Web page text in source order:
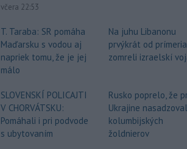
včera 22:53
T. Taraba: SR pomáha
Maďarsku s vodou aj
napriek tomu, že je jej
málo
SLOVENSKÍ POLICAJTI
V CHORVÁTSKU:
Pomáhali i pri podvode
s ubytovaním
Na juhu Libanonu
prvýkrát od prímeria
zomreli izraelskí
Rusko poprelo, že
Ukrajine
kolumbijských
žoldnierov